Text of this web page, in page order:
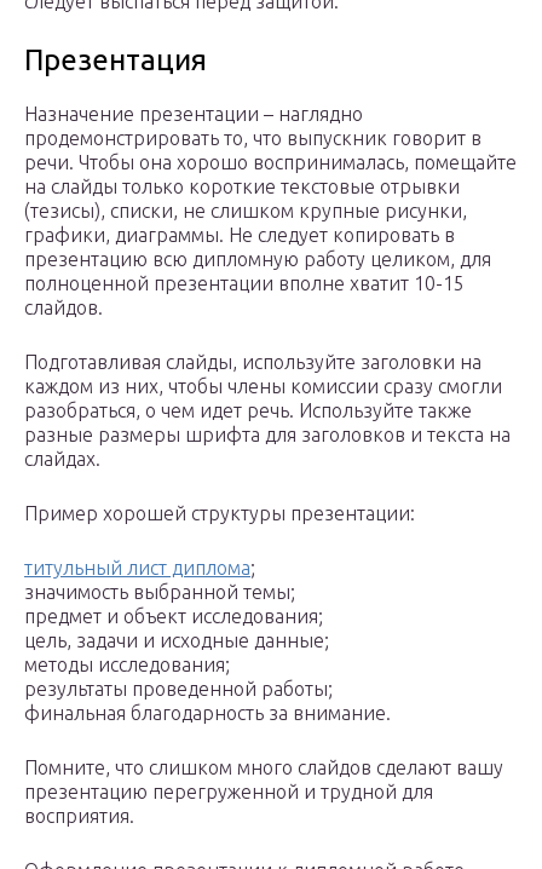
Презентация
Назначение презентации – наглядно
продемонстрировать то, что выпускник говорит в
речи. Чтобы она хорошо воспринималась, помещайте
на слайды только короткие текстовые отрывки
(тезисы), списки, не слишком крупные рисунки,
графики, диаграммы. Не следует копировать в
презентацию всю дипломную работу целиком, для
полноценной презентации вполне хватит 10-15
слайдов.
Подготавливая слайды, используйте заголовки на
каждом из них, чтобы члены комиссии сразу смогли
разобраться, о чем идет речь. Используйте также
разные размеры шрифта для заголовков и текста на
слайдах.
Пример хорошей структуры презентации:
титульный лист диплома;
значимость выбранной темы;
предмет и объект исследования;
цель, задачи и исходные данные;
методы исследования;
результаты проведенной работы;
финальная благодарность за внимание.
Помните, что слишком много слайдов сделают вашу
презентацию перегруженной и трудной для
восприятия.